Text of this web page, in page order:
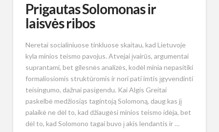
Prigautas Solomonas ir
laisvės ribos
Neretai socialiniuose tinkluose skaitau, kad Lietuvoje
kyla minios teismo pavojus. Atvejai įvairūs, argumentai
suprantami, bet gilesnės analizės, kodėl minia nepasitiki
formaliosiomis struktūromis ir nori pati imtis įgyvendinti
teisingumo, dažnai pasigendu. Kai Algis Greitai
paskelbė medžiosiąs tagintoją Solomoną, daug kas jį
palaikė ne dėl to, kad džiaugėsi minios teismo idėja, bet
dėl to, kad Solomono tagai buvo į akis lendantis ir …